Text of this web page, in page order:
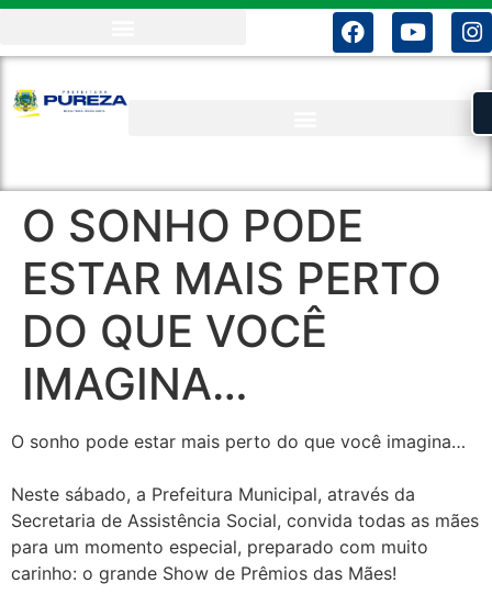
O SONHO PODE
ESTAR MAIS PERTO
DO QUE VOCÊ
IMAGINA…
O sonho pode estar mais perto do que você imagina…
Neste sábado, a Prefeitura Municipal, através da
Secretaria de Assistência Social, convida todas as mães
para um momento especial, preparado com muito
carinho: o grande Show de Prêmios das Mães!